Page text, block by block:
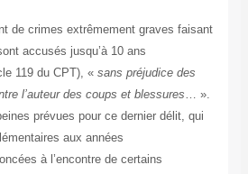
de crimes extrêmement graves faisant
accusés jusqu’à 10 ans
119 du CPT), « sans préjudice des
l’auteur des coups et blessures … ».
prévues pour ce dernier délit, qui
aux années
à l’encontre de certains